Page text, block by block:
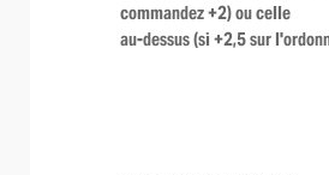
commandez +2) ou celle
au-dessus (si +2,5 sur